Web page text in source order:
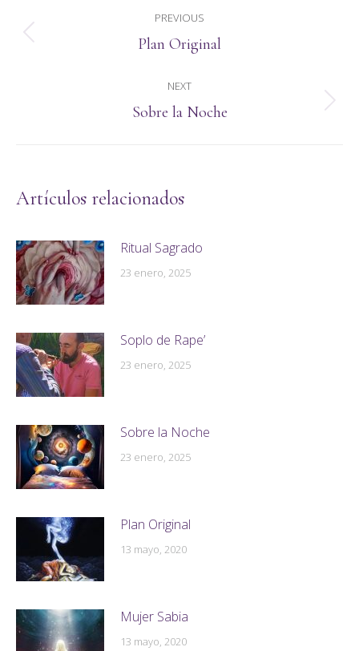
navigation
PREVIOUS
Previous
Plan Original
NEXT
Next
Sobre la Noche
Artículos relacionados
Ritual Sagrado
23 enero, 2025
Soplo de Rape’
23 enero, 2025
Sobre la Noche
23 enero, 2025
Plan Original
13 mayo, 2020
Mujer Sabia
13 mayo, 2020